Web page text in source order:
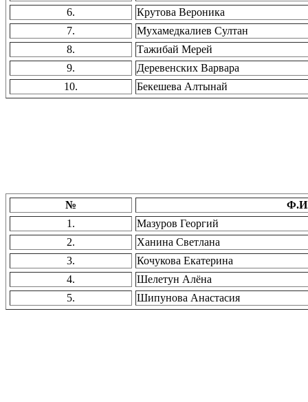
6.
Крутова Вероника
7.
Мухамедкалиев Султан
8.
Тажибай Мерей
9.
Деревенских Варвара
10.
Бекешева Алтынай
№
1.
Мазуров Георгий
2.
Ханина Светлана
3.
Кочукова Екатерина
4.
Шелетун Алёна
5.
Шипунова Анастасия